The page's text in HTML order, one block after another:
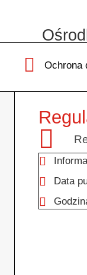
Ochrona
Data